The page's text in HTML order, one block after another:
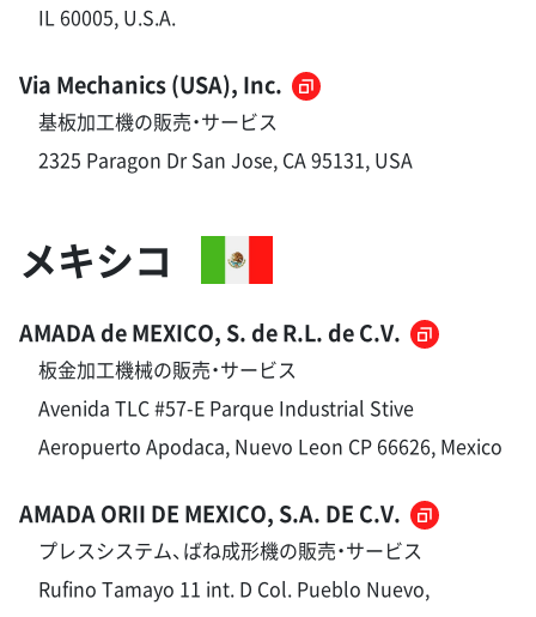
IL 60005, U.S.A.
Via Mechanics (USA), Inc.
基板加工機の販売・サービス
2325 Paragon Dr San Jose, CA 95131, USA
メキシコ
AMADA de MEXICO, S. de R.L. de C.V.
板金加工機械の販売・サービス
Avenida TLC #57-E Parque Industrial Stive
Aeropuerto Apodaca, Nuevo Leon CP 66626, Mexico
AMADA ORII DE MEXICO, S.A. DE C.V.
プレスシステム、ばね成形機の販売・サービス
Rufino Tamayo 11 int. D Col. Pueblo Nuevo,